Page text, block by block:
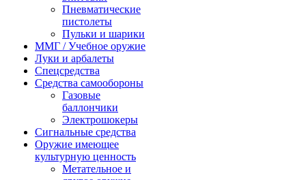
Пневматические
пистолеты
Пульки и шарики
ММГ / Учебное оружие
Луки и арбалеты
Спецсредства
Средства самообороны
Газовые
баллончики
Электрошокеры
Сигнальные средства
Оружие имеющее
культурную ценность
Метательное и